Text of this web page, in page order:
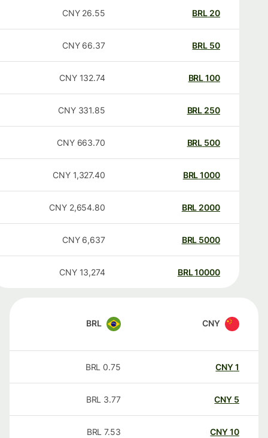
20
BRL
26.55
CNY
50
BRL
66.37
CNY
100
BRL
132.74
CNY
250
BRL
331.85
CNY
500
BRL
663.70
CNY
1000
BRL
1,327.40
CNY
2000
BRL
2,654.80
CNY
5000
BRL
6,637
CNY
10000
BRL
13,274
CNY
CNY
BRL
CNY
0.75
BRL
CNY
3.77
BRL
CNY
7.53
BRL